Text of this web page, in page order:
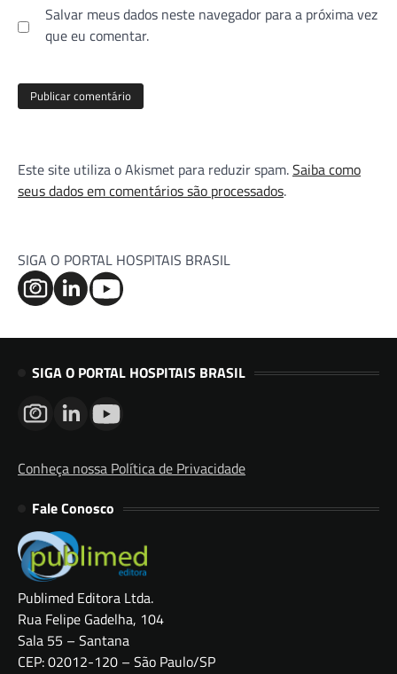
Salvar meus dados neste navegador para a próxima vez
que eu comentar.
Este site utiliza o Akismet para reduzir spam.Saiba como
seus dados em comentários são processados.
SIGA O PORTAL HOSPITAIS BRASIL
SIGA O PORTAL HOSPITAIS BRASIL
Conheça nossa Política de Privacidade
Fale Conosco
Publimed Editora Ltda.
Rua Felipe Gadelha, 104
Sala 55 – Santana
CEP: 02012-120 – São Paulo/SP